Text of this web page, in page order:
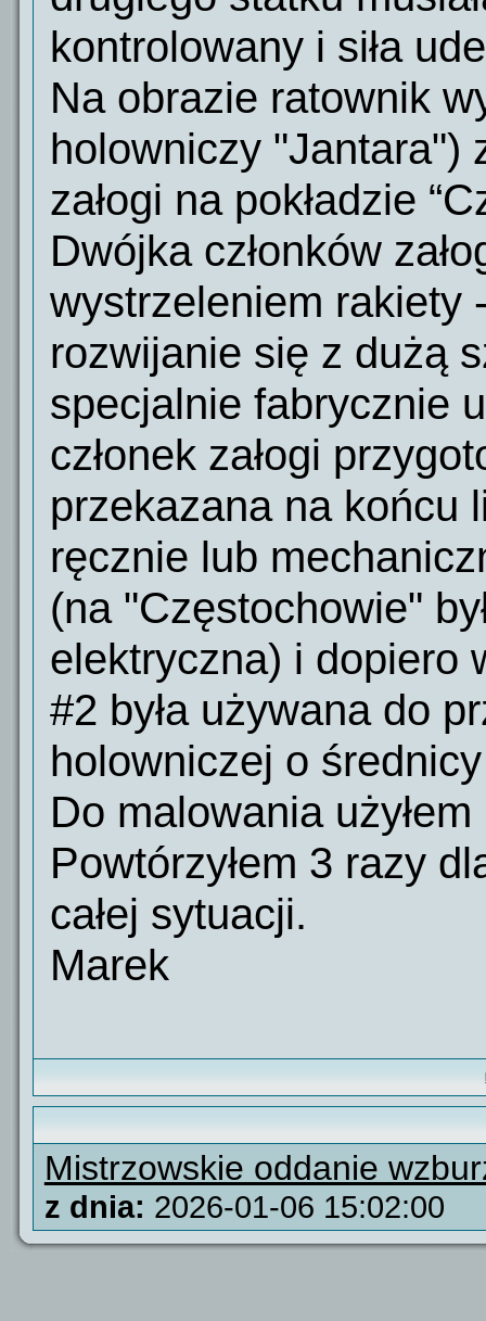
kontrolowany i siła
Na obrazie ratownik
holowniczy "Jantara")
załogi na pokładzie
Dwójka członków
wystrzeleniem rakiety
rozwijanie się z dużą
specjalnie fabrycznie
członek załogi
przekazana na końcu
ręcznie lub
(na "Częstochowie"
elektryczna) i dopiero
#2 była używana do
holowniczej o
Do malowania
Powtórzyłem 3 razy
całej sytuacji.
Marek
Mistrzowskie oddanie
z dnia: 2026-01-06 15:02:00